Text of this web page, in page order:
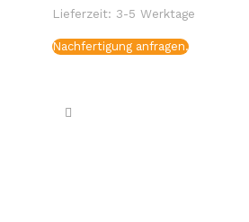
Lieferzeit: 3-5 Werktage
Nachfertigung anfragen.